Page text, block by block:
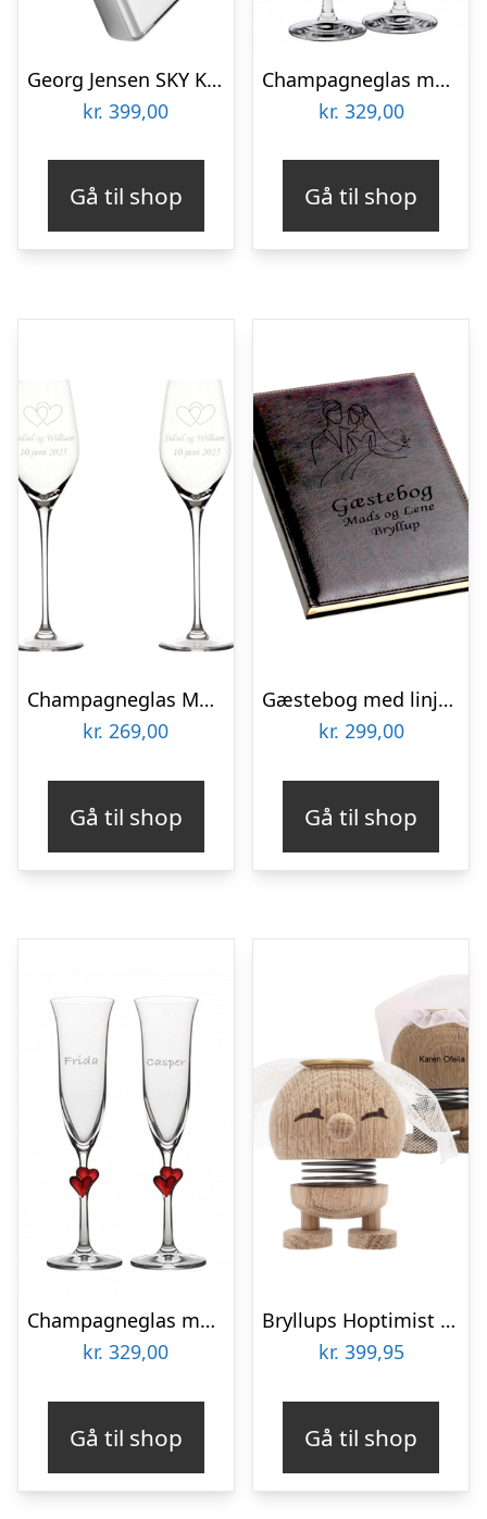
Georg Jensen SKY Kortspil – Bryllup
kr. 399,00
Gå til shop
Champagneglas med hvide hjerter på stilk – perfekt til bryllup
kr. 329,00
Gå til shop
Champagneglas Med Gravering Til Bryllup 2 Stk – Aida Passion Connoisseur
kr. 269,00
Gå til shop
Gæstebog med linjer til bryllup – Brun – B5
kr. 299,00
Gå til shop
Champagneglas med røde hjerter på stilk – perfekt til bryllup
kr. 329,00
Gå til shop
Bryllups Hoptimist Brud – small
kr. 399,95
Gå til shop